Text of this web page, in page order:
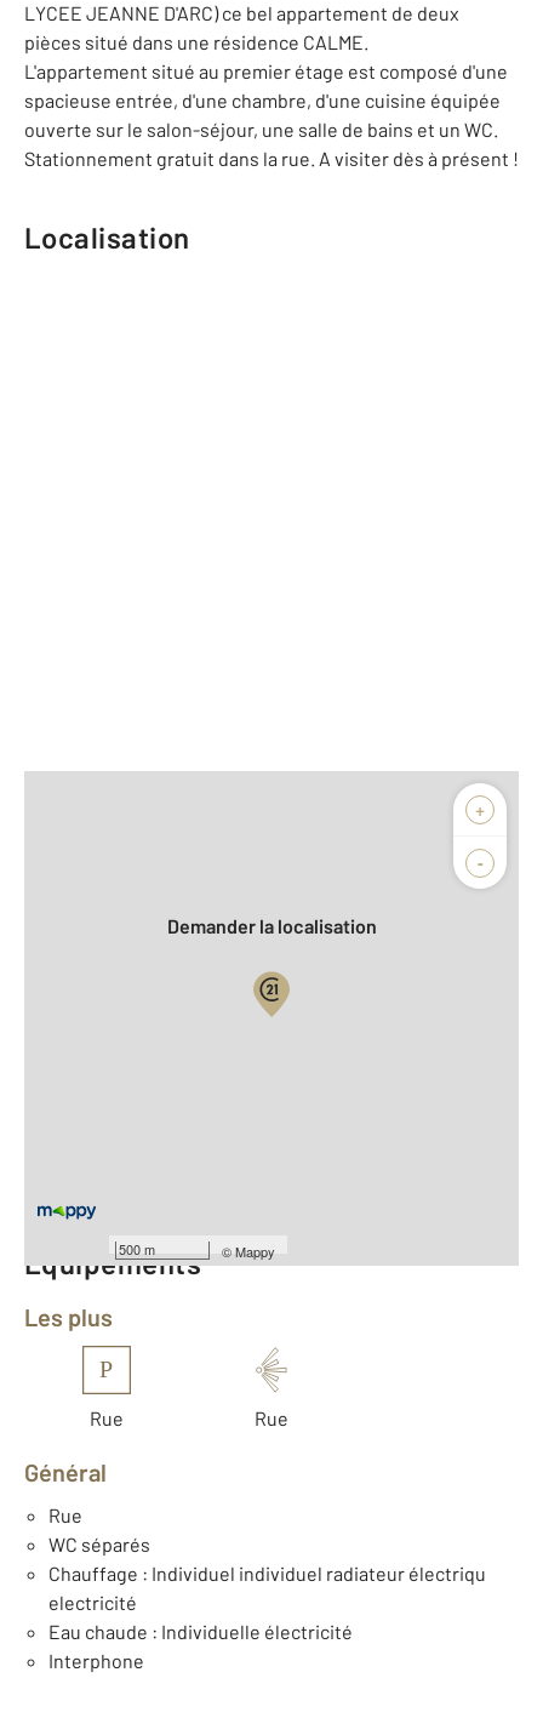
LYCEE JEANNE D'ARC) ce bel appartement de deux
pièces situé dans une résidence CALME.
L'appartement situé au premier étage est composé d'une
spacieuse entrée, d'une chambre, d'une cuisine équipée
ouverte sur le salon-séjour, une salle de bains et un WC.
Stationnement gratuit dans la rue. A visiter dès à présent !
Localisation
+
-
500 m ©Mappy
Demander la localisation
Équipements
Les plus
P
Rue Rue
Général
Rue
WC séparés
Chauffage : Individuel individuel radiateur électriqu
electricité
Eau chaude : Individuelle électricité
Interphone